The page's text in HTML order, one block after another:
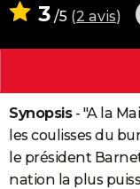
Destinations
City break
Voyage nature
Voyage de noces
Forum
Climat
+
PHOTO
BONS PLANS
CARTE DE VOEUX
Carte de Noël
Carte Bonne année
Carte Saint-Valentin
Carte Pâques
Carte d'anniversaire
DICTIONNAIRE
3 /5 (2 avis)
Synopsis- "A la
les coulisses du
le président
nation la plus